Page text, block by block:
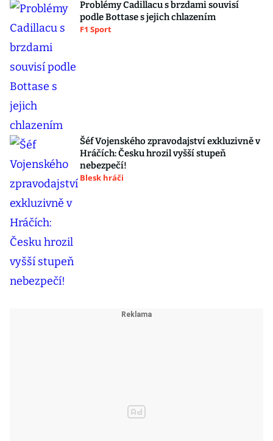
Problémy Cadillacu s brzdami souvisí
podle Bottase s jejich chlazením
F1 Sport
Šéf Vojenského zpravodajství exkluzivně v
Hráčích: Česku hrozil vyšší stupeň
nebezpečí!
Blesk hráči